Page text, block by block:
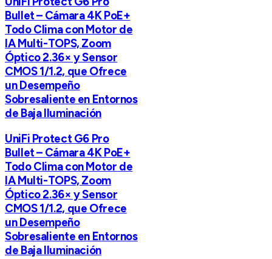
Bullet – Cámara 4K PoE+
Todo Clima con Motor de
IA Multi-TOPS, Zoom
Óptico 2.36× y Sensor
CMOS 1/1.2, que Ofrece
un Desempeño
Sobresaliente en Entornos
de Baja Iluminación
UniFi Protect G6 Pro
Bullet – Cámara 4K PoE+
Todo Clima con Motor de
IA Multi-TOPS, Zoom
Óptico 2.36× y Sensor
CMOS 1/1.2, que Ofrece
un Desempeño
Sobresaliente en Entornos
de Baja Iluminación